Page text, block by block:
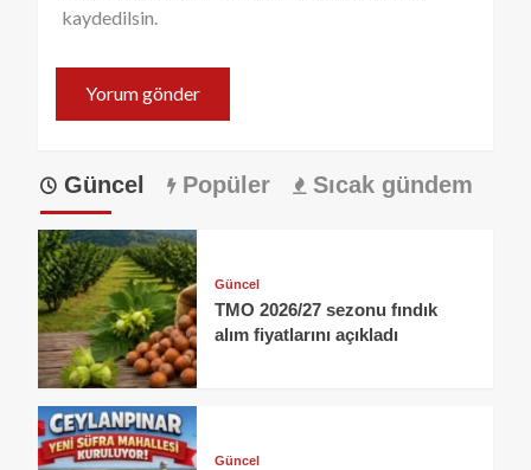
kaydedilsin.
Güncel Popüler Sıcak gündem
Güncel
TMO 2026/27 sezonu fındık
alım fiyatlarını açıkladı
Güncel